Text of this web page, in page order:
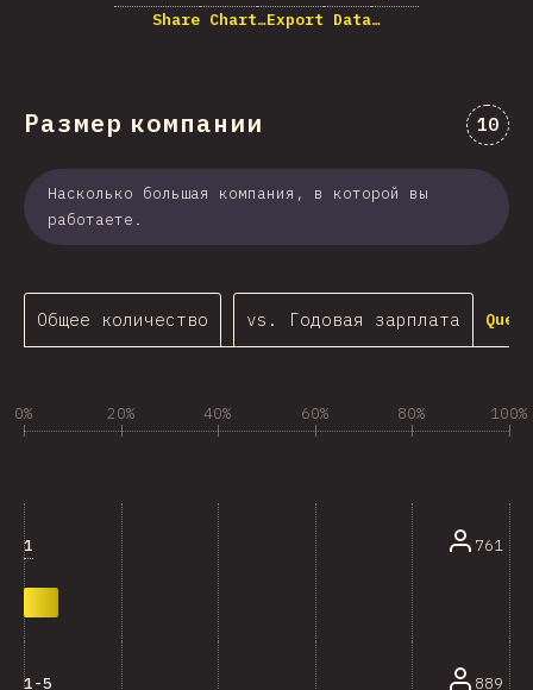
Share Chart…Export Data…
Размер компании 10
Насколько большая компания, в которой вы
работаете.
Общее количество vs. Годовая зарплата
0% 20% 40% 60% 80% 100%
1 761
1-5 889